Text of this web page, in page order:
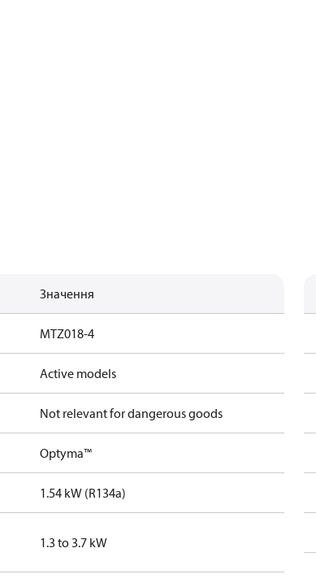
Значення
MTZ018-4
Active models
Not relevant for dangerous goods
Optyma™
1.54 kW (R134a)
1.3 to 3.7 kW